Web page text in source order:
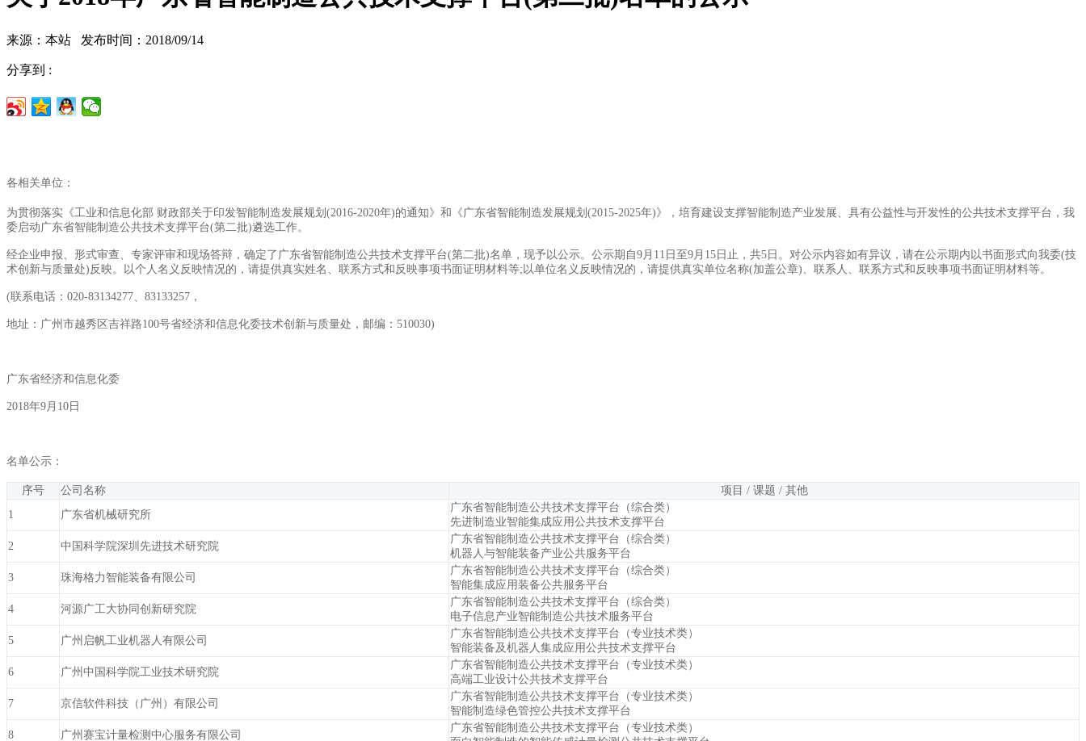
来源：本站 发布时间：2018/09/14
分享到 :
各相关单位：
为贯彻落实《工业和信息化部 财政部关于印发智能制造发展规划(2016-2020年)的通知》和《广东省智能制造发展规划(2015-2025年)》，培育建设支撑智能制造产业发展、具有公益性与开发性的公共技术支撑平台，我
委启动广东省智能制造公共技术支撑平台(第二批)遴选工作。
经企业申报、形式审查、专家评审和现场答辩，确定了广东省智能制造公共技术支撑平台(第二批)名单，现予以公示。公示期自9月11日至9月15日止，共5日。对公示内容如有异议，请在公示期内以书面形式向我委(技
术创新与质量处)反映。以个人名义反映情况的，请提供真实姓名、联系方式和反映事项书面证明材料等;以单位名义反映情况的，请提供真实单位名称(加盖公章)、联系人、联系方式和反映事项书面证明材料等。
(联系电话：020-83134277、83133257，
地址：广州市越秀区吉祥路100号省经济和信息化委技术创新与质量处，邮编：510030)
广东省经济和信息化委
2018年9月10日
名单公示：
序号 公司名称
项目 / 课题 / 其他
1
广东省机械研究所
广东省智能制造公共技术支撑平台（综合类）
先进制造业智能集成应用公共技术支撑平台
2
中国科学院深圳先进技术研究院
广东省智能制造公共技术支撑平台（综合类）
机器人与智能装备产业公共服务平台
3
珠海格力智能装备有限公司
广东省智能制造公共技术支撑平台（综合类）
智能集成应用装备公共服务平台
4
河源广工大协同创新研究院
广东省智能制造公共技术支撑平台（综合类）
电子信息产业智能制造公共技术服务平台
5
广州启帆工业机器人有限公司
广东省智能制造公共技术支撑平台（专业技术类）
智能装备及机器人集成应用公共技术支撑平台
6
广州中国科学院工业技术研究院
广东省智能制造公共技术支撑平台（专业技术类）
高端工业设计公共技术支撑平台
7
京信软件科技（广州）有限公司
广东省智能制造公共技术支撑平台（专业技术类）
智能制造绿色管控公共技术支撑平台
8
广州赛宝计量检测中心服务有限公司
广东省智能制造公共技术支撑平台（专业技术类）